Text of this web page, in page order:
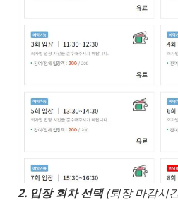
2. 입장 회차 선택(퇴장 마감시